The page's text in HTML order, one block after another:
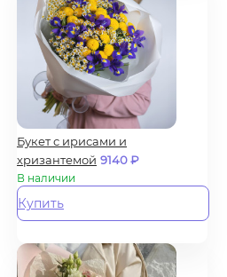
Букет с ирисами и
хризантемой 9140₽
В наличии
Купить